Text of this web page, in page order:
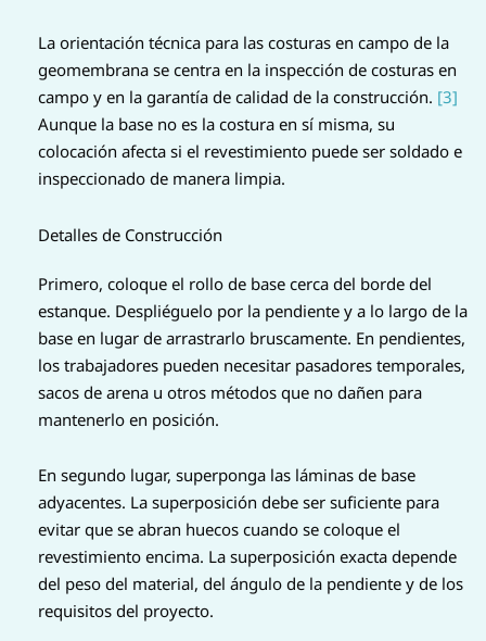
La orientación técnica para las costuras en campo de la
geomembrana se centra en la inspección de costuras en
campo y en la garantía de calidad de la construcción. [3]
Aunque la base no es la costura en sí misma, su
colocación afecta si el revestimiento puede ser soldado e
inspeccionado de manera limpia.
Detalles de Construcción
Primero, coloque el rollo de base cerca del borde del
estanque. Despliéguelo por la pendiente y a lo largo de la
base en lugar de arrastrarlo bruscamente. En pendientes,
los trabajadores pueden necesitar pasadores temporales,
sacos de arena u otros métodos que no dañen para
mantenerlo en posición.
En segundo lugar, superponga las láminas de base
adyacentes. La superposición debe ser suficiente para
evitar que se abran huecos cuando se coloque el
revestimiento encima. La superposición exacta depende
del peso del material, del ángulo de la pendiente y de los
requisitos del proyecto.